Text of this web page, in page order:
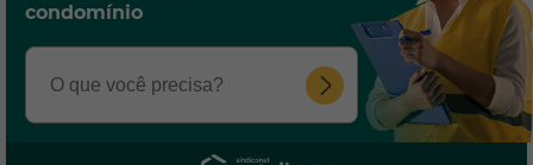
condomínio